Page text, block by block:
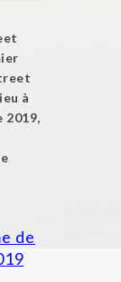
à
2019,
de